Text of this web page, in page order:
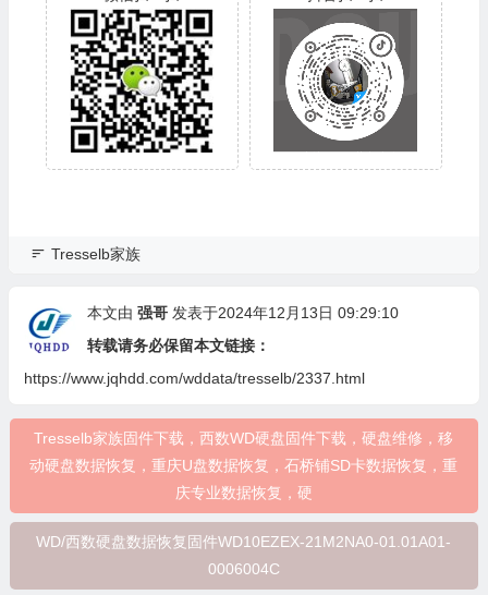
Tresselb家族
本文由 强哥 发表于2024年12月13日 09:29:10
转载请务必保留本文链接：
https://www.jqhdd.com/wddata/tresselb/2337.html
Tresselb家族固件下载，西数WD硬盘固件下载，硬盘维修，移
动硬盘数据恢复，重庆U盘数据恢复，石桥铺SD卡数据恢复，重
庆专业数据恢复，硬
WD/西数硬盘数据恢复固件WD10EZEX-21M2NA0-01.01A01-
0006004C